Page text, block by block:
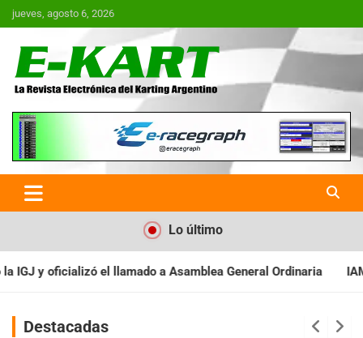
Saltar
al
jueves, agosto 6, 2026
E-Kart.com.ar | La Revista
Electrónica del Karting en
Argentina
Lo último
General Ordinaria IAME SERIES ARGENTINA:
Destacadas